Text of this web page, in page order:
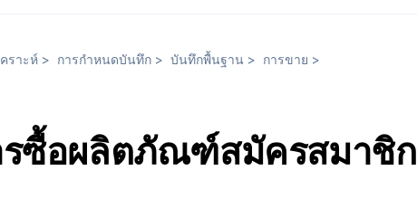
ราะห์ > การกำหนดบันทึก > บันทึกพื้นฐาน > การขาย >
ซื้อผลิตภัณฑ์สมัครสมาชิก